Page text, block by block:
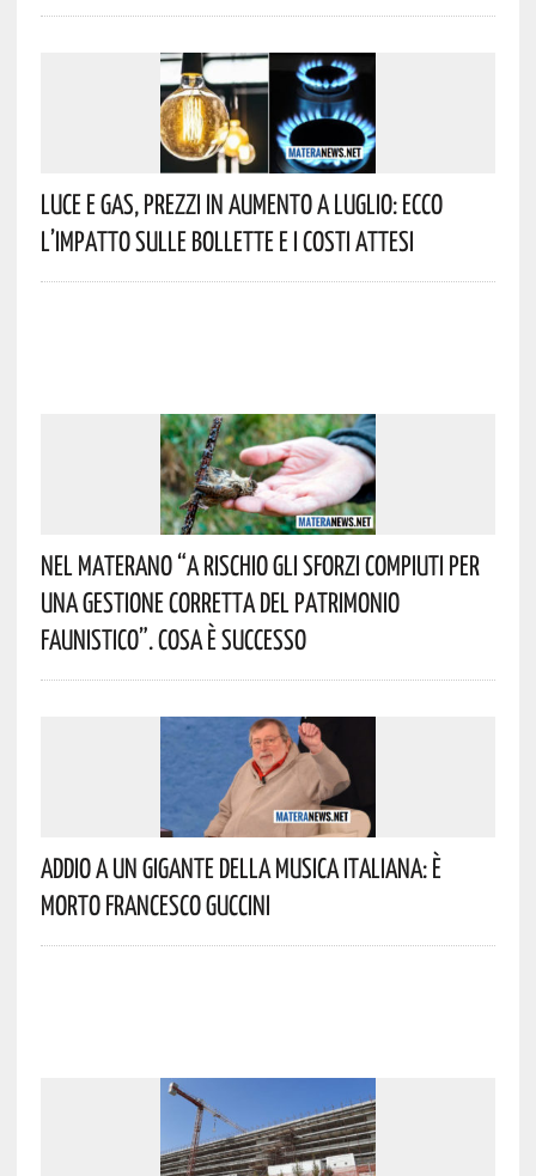
Luce E Gas, Prezzi In Aumento A Luglio: Ecco
L’impatto Sulle Bollette E I Costi Attesi
Nel Materano “a Rischio Gli Sforzi Compiuti Per
Una Gestione Corretta Del Patrimonio
Faunistico”. Cosa È Successo
Addio A Un Gigante Della Musica Italiana: È
Morto Francesco Guccini